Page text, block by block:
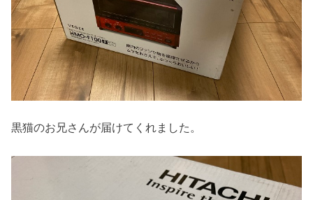
黒猫のお兄さんが届けてくれました。